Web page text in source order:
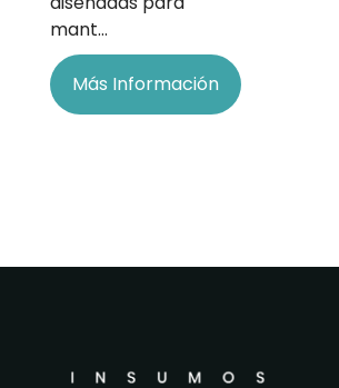
mant…
Más Información